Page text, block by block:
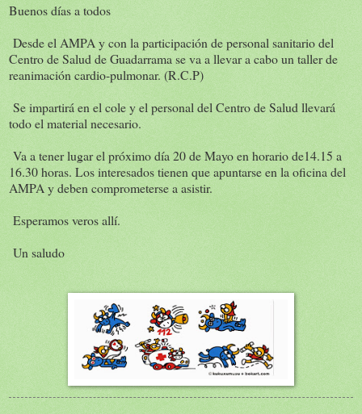
Buenos días a todos
Desde el AMPA y con la participación de personal sanitario del
Centro de Salud de Guadarrama se va a llevar a cabo un taller de
reanimación cardio-pulmonar. (R.C.P)
Se impartirá en el cole y el personal del Centro de Salud llevará
todo el material necesario.
Va a tener lugar el próximo día 20 de Mayo en horario de14.15 a
16.30 horas. Los interesados tienen que apuntarse en la oficina del
AMPA y deben comprometerse a asistir.
Esperamos veros allí.
Un saludo